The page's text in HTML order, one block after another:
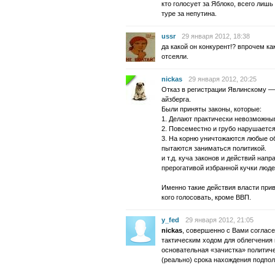
кто голосует за Яблоко, всего
туре за непутина.
ussr
29 января 2012, 18:38
да какой он конкурент!? впрочем
отсеяли.
nickas
29 января 2012, 20:25
Отказ в регистрации Явлинскому
айзберга.
Были приняты законы, которые:
1. Делают практически
2. Повсеместно и грубо
3. На корню уничтожаются любые
пытаются заниматься политикой.
и т.д. куча законов и действий
прерогативой избранной кучки
Именно такие действия власти
кого голосовать, кроме ВВП.
y_fed
29 января 2012, 21:05
nickas , совершенно с Вами
тактическим ходом для
основательная «зачистка»
(реально) срока нахождения